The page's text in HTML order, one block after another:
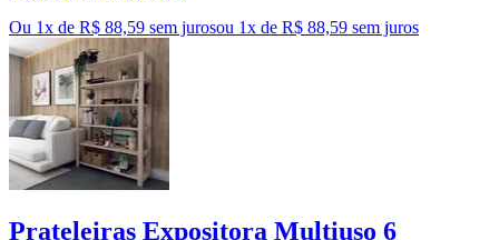
Ou 1x de R$ 88,59 sem jurosou 1x de R$ 88,59 sem juros
Prateleiras Expositora Multiuso 6